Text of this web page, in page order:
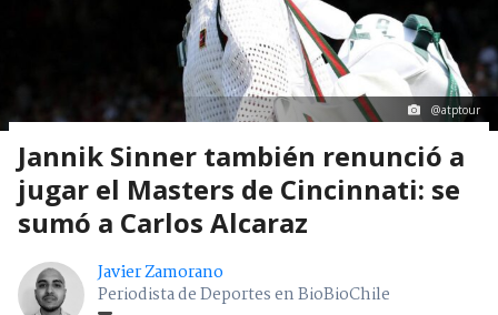
visitas
El italianoJannik Sinner
Masters 1.000 de Cincinnati al arrastrar problemas